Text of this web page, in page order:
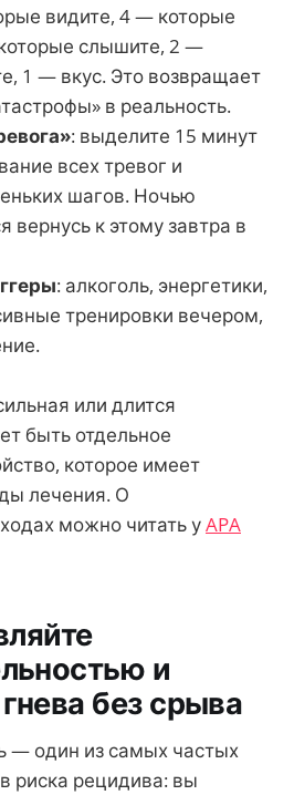
видите, 4 — которые
слышите, 2 —
1 — вкус. Это возвращает
в реальность.
: выделите 15 минут
всех тревог и
шагов. Ночью
вернусь к этому завтра в
: алкоголь, энергетики,
тренировки вечером,
или длится
быть отдельное
которое имеет
лечения. О
можно читать уAPA
и
без срыва
— один из самых частых
риска рецидива: вы